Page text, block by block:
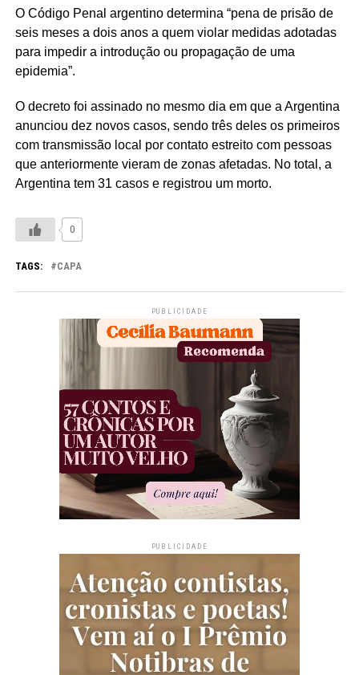
O Código Penal argentino determina “pena de prisão de
seis meses a dois anos a quem violar medidas adotadas
para impedir a introdução ou propagação de uma
epidemia”.
O decreto foi assinado no mesmo dia em que a Argentina
anunciou dez novos casos, sendo três deles os primeiros
com transmissão local por contato estreito com pessoas
que anteriormente vieram de zonas afetadas. No total, a
Argentina tem 31 casos e registrou um morto.
0
TAGS: CAPA
PUBLICIDADE
PUBLICIDADE